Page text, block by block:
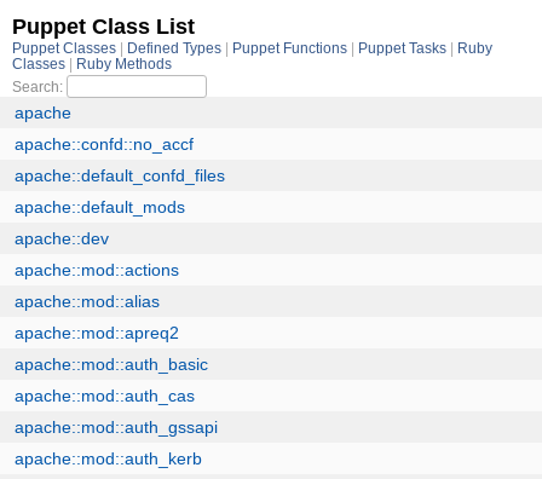
Puppet Class List
Puppet Classes Defined Types Puppet Functions Puppet Tasks
Ruby
Classes
Ruby Methods
Search:
apache
apache::confd::no_accf
apache::default_confd_files
apache::default_mods
apache::dev
apache::mod::actions
apache::mod::alias
apache::mod::apreq2
apache::mod::auth_basic
apache::mod::auth_cas
apache::mod::auth_gssapi
apache::mod::auth_kerb